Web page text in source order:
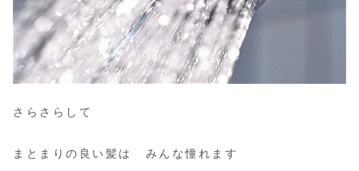
さらさらして
まとまりの良い髪は みんな憧れます